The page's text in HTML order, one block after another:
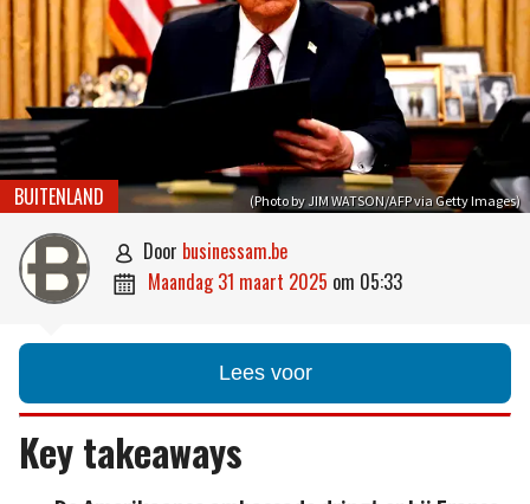
(Photo by JIM WATSON/AFP via Getty Images)
BUITENLAND
 door businessam.be
 maandag 31 maart 2025 om 05:33
Lees voor
Key takeaways